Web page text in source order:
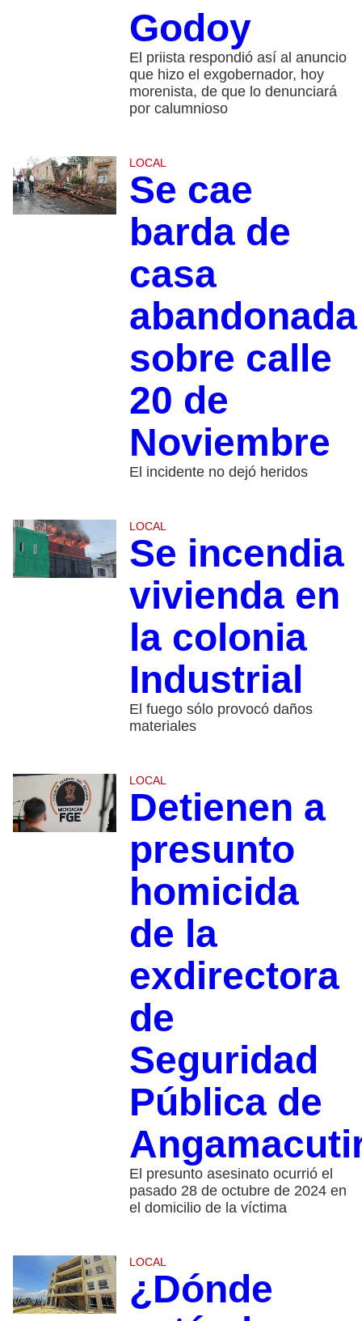
Godoy
El priista respondió así al anuncio
que hizo el exgobernador, hoy
morenista, de que lo denunciará
por calumnioso
LOCAL
Se cae
barda de
casa
abandonada
sobre calle
20 de
Noviembre
El incidente no dejó heridos
LOCAL
Se incendia
vivienda en
la colonia
Industrial
El fuego sólo provocó daños
materiales
LOCAL
Detienen a
presunto
homicida
de la
exdirectora
de
Seguridad
Pública de
El presunto asesinato ocurrió el
pasado 28 de octubre de 2024 en
el domicilio de la víctima
LOCAL
¿Dónde